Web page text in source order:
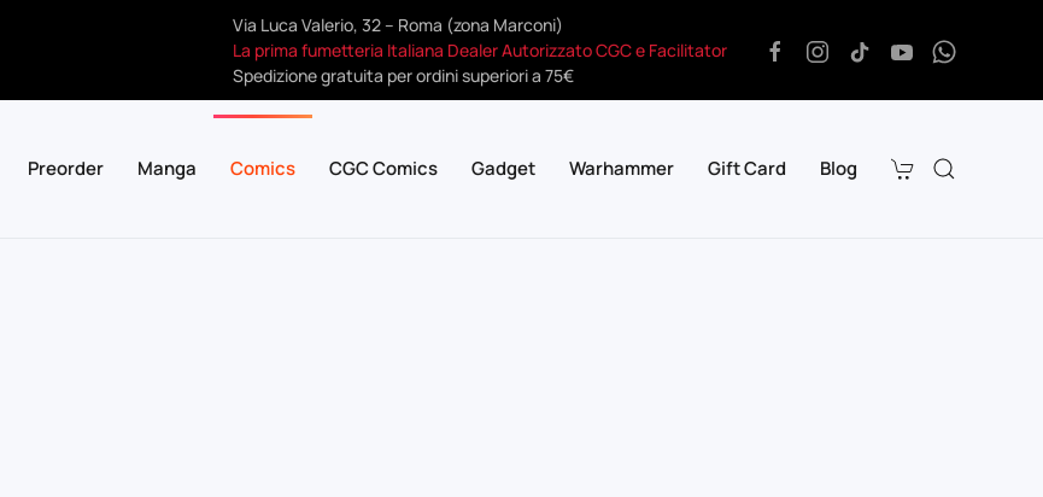
Via Luca Valerio, 32 – Roma (zona Marconi)
La prima fumetteria Italiana Dealer Autorizzato CGC e Facilitator
Spedizione gratuita per ordini superiori a 75€
Preorder Manga Comics CGC Comics Gadget Warhammer Gift Card Blog